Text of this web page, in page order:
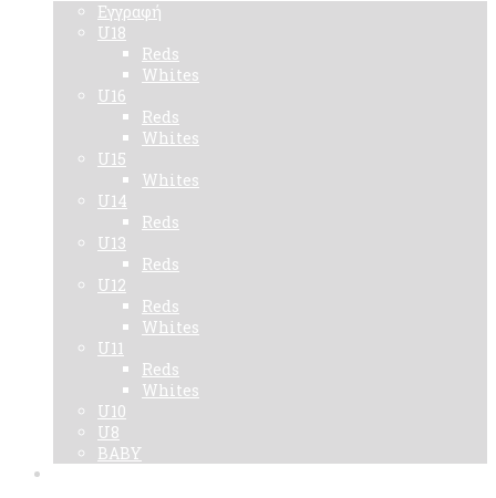
Εγγραφή
U18
Reds
Whites
U16
Reds
Whites
U15
Whites
U14
Reds
U13
Reds
U12
Reds
Whites
U11
Reds
Whites
U10
U8
BABY